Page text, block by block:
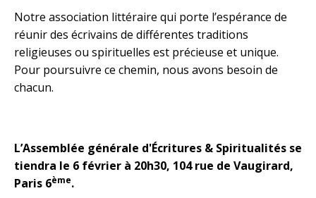
Notre association littéraire qui porte l’espérance de
réunir des écrivains de différentes traditions
religieuses ou spirituelles est précieuse et unique.
Pour poursuivre ce chemin, nous avons besoin de
chacun.
L’Assemblée générale d'Écritures & Spiritualités se
tiendra le 6 février à 20h30, 104 rue de Vaugirard,
Paris 6ème.